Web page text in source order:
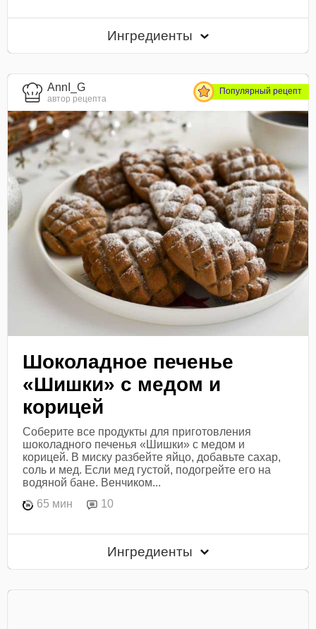
Ингредиенты
AnnI_G
автор рецепта
Популярный рецепт
Шоколадное печенье
«Шишки» с медом и
корицей
Соберите все продукты для приготовления
шоколадного печенья «Шишки» с медом и
корицей. В миску разбейте яйцо, добавьте сахар,
соль и мед. Если мед густой, подогрейте его на
водяной бане. Венчиком...
65 мин
10
Ингредиенты